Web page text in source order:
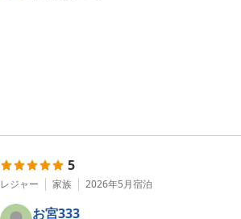
5
レジャー 家族 2026年5月宿泊
お宮333